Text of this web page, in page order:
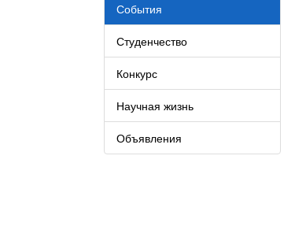
События
Студенчество
Конкурс
Научная жизнь
Объявления